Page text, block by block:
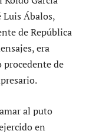
Luis Ábalos,
de República
era
de
al puto
en